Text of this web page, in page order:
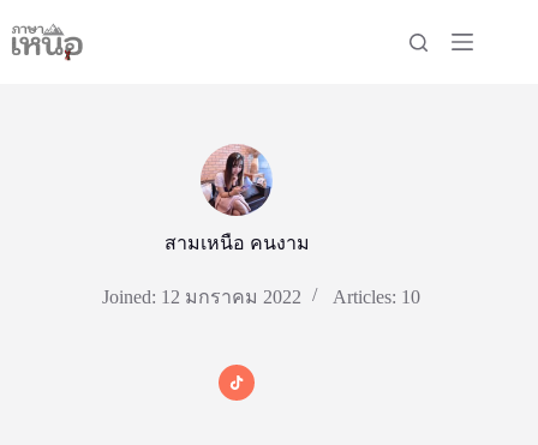
to
content
สามเหนือ คนงาม
Joined: 12 มกราคม 2022 Articles: 10